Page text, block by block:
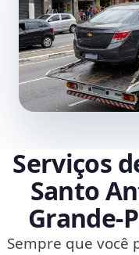
Serviços
Santo
Sempre que você